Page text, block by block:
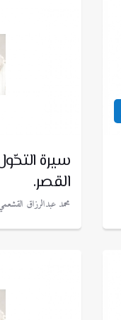
سيرة
القصر.
محمد عبدالرزاق